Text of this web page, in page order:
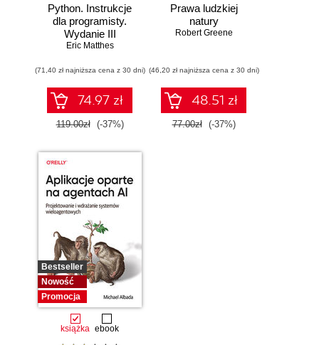
Python. Instrukcje
dla programisty.
Wydanie III
Eric Matthes
(71,40 zł najniższa cena z 30 dni)
74.97 zł
119.00zł (-37%)
Prawa ludzkiej
natury
Robert Greene
(46,20 zł najniższa cena z 30 dni)
48.51 zł
77.00zł (-37%)
Bestseller
Nowość
Promocja
książka ebook